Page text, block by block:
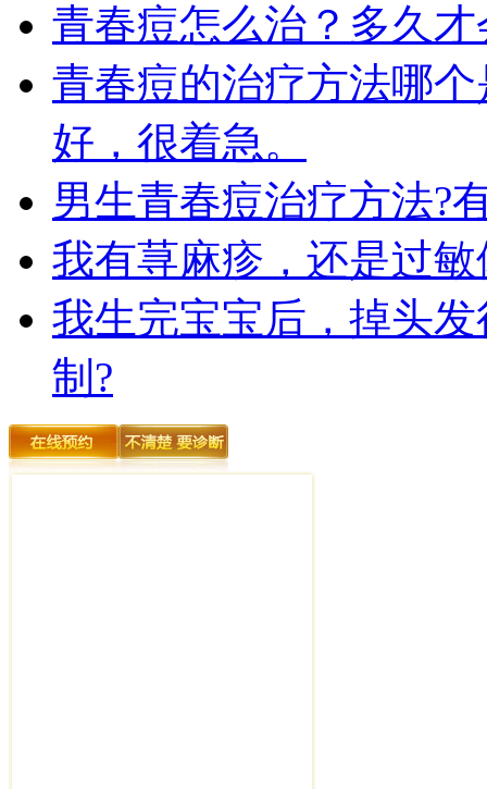
青春痘怎么治？多久
青春痘的治疗方法哪
好，很着急。
男生青春痘治疗方法?
我有荨麻疹，还是过
我生完宝宝后，掉头
制?